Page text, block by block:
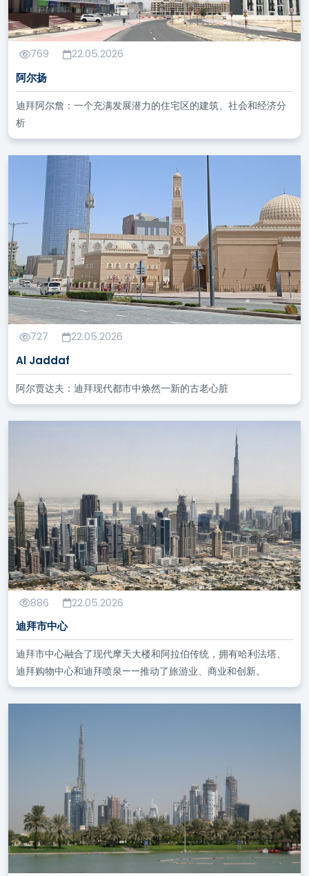
769 22.05.2026
阿尔扬
迪拜阿尔詹：一个充满发展潜力的住宅区的建筑、社会和经济分
析
727 22.05.2026
Al Jaddaf
阿尔贾达夫：迪拜现代都市中焕然一新的古老心脏
886 22.05.2026
迪拜市中心
迪拜市中心融合了现代摩天大楼和阿拉伯传统，拥有哈利法塔、
迪拜购物中心和迪拜喷泉——推动了旅游业、商业和创新。